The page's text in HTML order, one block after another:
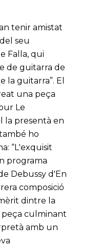
tenir amistat
seu
Falla, qui
de guitarra de
la guitarra”. El
una peça
Le
la presentà en
ho
“L'exquisit
programa
Debussy d'En
composició
dintre la
culminant
amb un